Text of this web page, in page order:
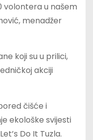
volontera u našem
menadžer
koji su u prilici,
akciji
čišće i
ekološke svijesti
Do It Tuzla.